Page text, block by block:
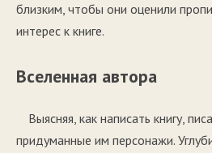
близким, чтобы они оценили
интерес к книге.
Вселенная автора
Выясняя, как написать книгу,
придуманные им персонажи.